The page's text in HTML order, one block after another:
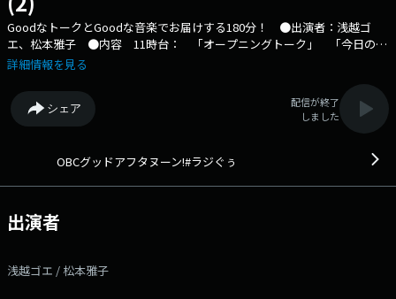
GoodなトークとGoodな音楽でお届けする180分！ ●出演者：浅越ゴ
エ、松本雅子 ●内容 11時台： 「オープニングトーク」 「今日のテ
ーマ発表」 「ラジぐぅトピックス！」 12時台： 「お名刺ちょうだい
談」（ライブのみ配信） 「お天気情報 担当：浅越ゴエ」 13時台：
「メッセージ紹介」 「浅越ゴエのしっくりくるローカルニュース」
「エンディング」 いただいた全てのメッセージの中から抽選で 「サ
ットにして3名様にプレゼントします！ ------------------------------- ○
ト：@goo.obc ○番組ホームぺージ：
http://www.obc1314.co.jp/bangumi/goo/ ------------------------------
詳細情報を見る
シェア
配信が終了
しました
OBCグッドアフタヌーン!#ラジぐぅ
出演者
浅越ゴエ / 松本雅子